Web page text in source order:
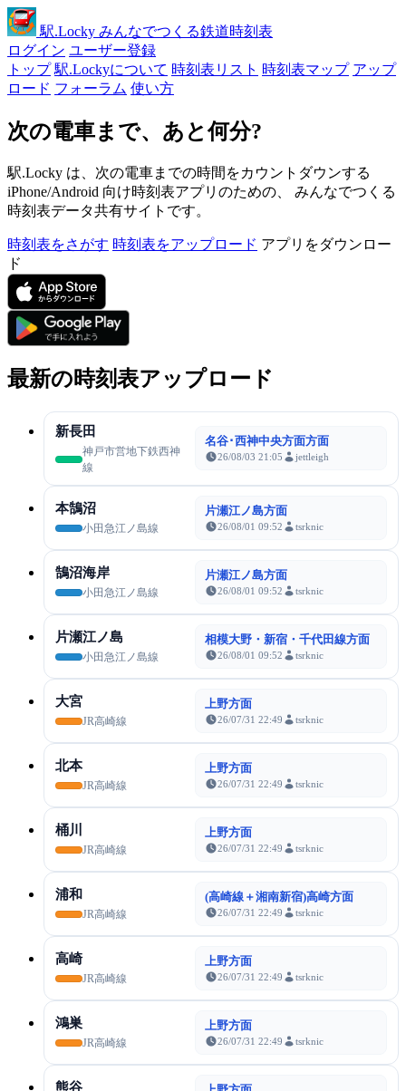
駅.Locky みんなでつくる鉄道時刻表
ログイン ユーザー登録
トップ 駅.Lockyについて 時刻表リスト 時刻表マップ アップ
ロード フォーラム 使い方
次の電車まで、あと何分?
駅.Locky は、次の電車までの時間をカウントダウンする
iPhone/Android 向け時刻表アプリのための、 みんなでつくる
時刻表データ共有サイトです。
時刻表をさがす 時刻表をアップロード アプリをダウンロー
ド
最新の時刻表アップロード
新長田
神戸市営地下鉄西神
線
名谷･西神中央方面方面
26/08/03 21:05 jettleigh
本鵠沼
小田急江ノ島線
片瀬江ノ島方面
26/08/01 09:52 tsrknic
鵠沼海岸
小田急江ノ島線
片瀬江ノ島方面
26/08/01 09:52 tsrknic
片瀬江ノ島
小田急江ノ島線
相模大野・新宿・千代田線方面
26/08/01 09:52 tsrknic
大宮
JR高崎線
上野方面
26/07/31 22:49 tsrknic
北本
JR高崎線
上野方面
26/07/31 22:49 tsrknic
桶川
JR高崎線
上野方面
26/07/31 22:49 tsrknic
浦和
JR高崎線
(高崎線＋湘南新宿)高崎方面
26/07/31 22:49 tsrknic
高崎
JR高崎線
上野方面
26/07/31 22:49 tsrknic
鴻巣
JR高崎線
上野方面
26/07/31 22:49 tsrknic
熊谷